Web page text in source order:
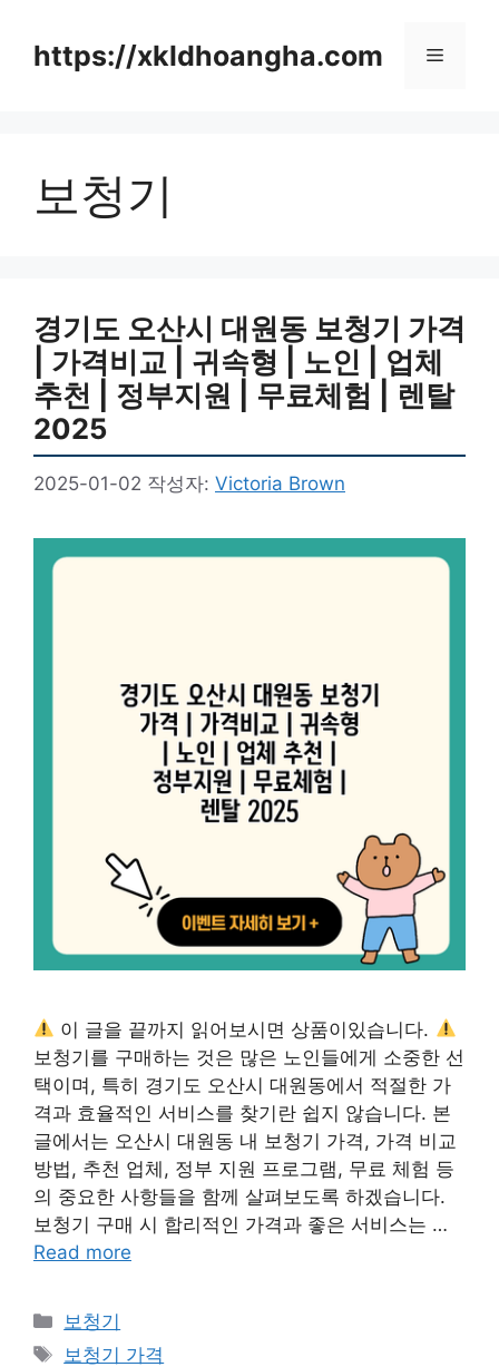
https://xkldhoangha.com 메
보청기
경기도 오산시 대원동 보청기 가격
| 가격비교 | 귀속형 | 노인 | 업체
추천 | 정부지원 | 무료체험 | 렌탈
2025
2025-01-02 작성자: Victoria Brown
이 글을 끝까지 읽어보시면 상품이있습니다.
보청기를 구매하는 것은 많은 노인들에게 소중한 선
택이며, 특히 경기도 오산시 대원동에서 적절한 가
격과 효율적인 서비스를 찾기란 쉽지 않습니다. 본
글에서는 오산시 대원동 내 보청기 가격, 가격 비교
방법, 추천 업체, 정부 지원 프로그램, 무료 체험 등
의 중요한 사항들을 함께 살펴보도록 하겠습니다.
보청기 구매 시 합리적인 가격과 좋은 서비스는 …
Read more
카
테
보청기
태
보청기 가격